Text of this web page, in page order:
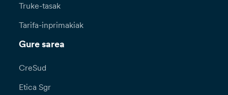
Truke-tasak
Tarifa-inprimakiak
Gure sarea
CreSud
Etica Sgr